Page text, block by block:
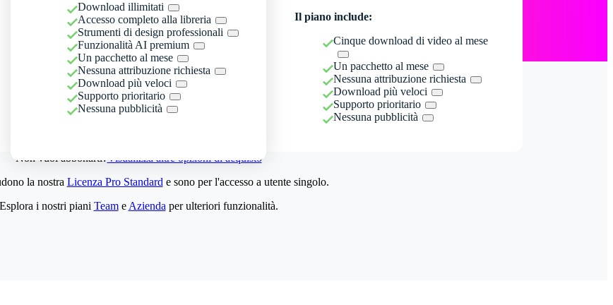
Download illimitati
Accesso completo alla libreria
Strumenti di design professionali
Funzionalità AI premium
Un pacchetto al mese
Nessuna attribuzione richiesta
Download più veloci
Supporto prioritario
Nessuna pubblicità
Il piano include:
Cinque download di video al mese
Un pacchetto al mese
Nessuna attribuzione richiesta
Download più veloci
Supporto prioritario
Nessuna pubblicità
Non vuoi abbonarti?Visualizza altre opzioni di acquisto
la nostra Licenza Pro Standard e sono per l'accesso a utente singolo.
Esplora i nostri piani Teame Azienda per ulteriori funzionalità.